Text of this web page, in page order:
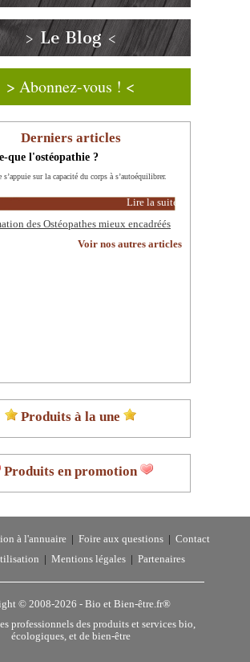
> Le Blog <
> Abonnez-vous ! <
Derniers articles
que l'ostéopathie ?
s’appuie sur la capacité du corps à s’autoéquilibrer.
Lire la suite
des Ostéopathes mieux encadréés
Voir nos autres articles
Produits à la une
Produits en promotion
à l'annuaire Foire aux questions
Contact
Mentions légales Partenaires
© 2008-2026 - Bio et Bien-être.fr®
professionnels des produits et services bio,
écologiques, et de bien-être